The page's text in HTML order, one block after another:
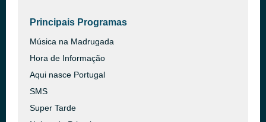
Principais Programas
Música na Madrugada
Hora de Informação
Aqui nasce Portugal
SMS
Super Tarde